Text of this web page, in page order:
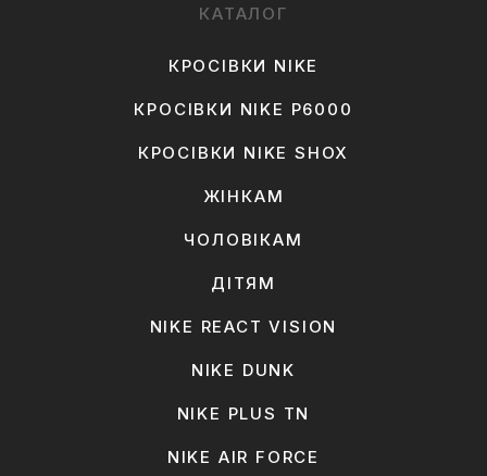
КАТАЛОГ
КРОСІВКИ NIKE
КРОСІВКИ NIKE P6000
КРОСІВКИ NIKE SHOX
ЖІНКАМ
ЧОЛОВІКАМ
ДІТЯМ
NIKE REACT VISION
NIKE DUNK
NIKE PLUS TN
NIKE AIR FORCE